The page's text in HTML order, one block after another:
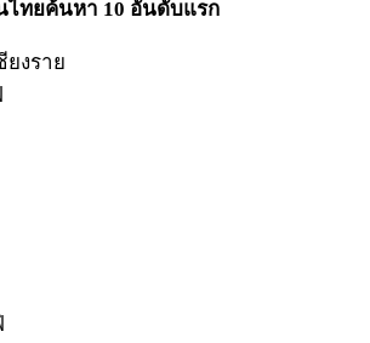
ไทยค้นหา 10 อันดับแรก
ยงราย